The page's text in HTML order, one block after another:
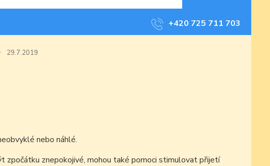
+420 725 711 703
29.7.2019
nebo náhlé.
zpočátku znepokojivé, mohou také pomoci stimulovat přijetí